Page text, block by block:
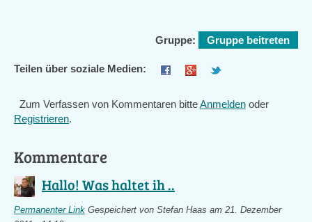
Gruppe: Gruppe beitreten
Teilen über soziale Medien:
Zum Verfassen von Kommentaren bitteAnmeldenoder
Registrieren.
Kommentare
Hallo! Was haltet ih ..
Permanenter Link Gespeichert von Stefan Haas am 21. Dezember